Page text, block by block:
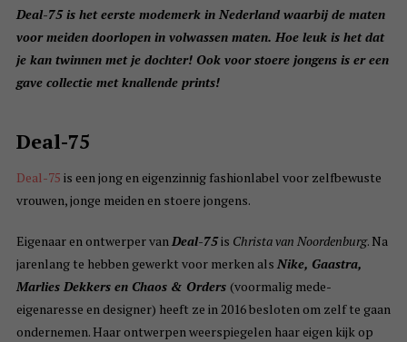
Deal-75 is het eerste modemerk in Nederland waarbij de maten
voor meiden doorlopen in volwassen maten. Hoe leuk is het dat
je kan twinnen met je dochter! Ook voor stoere jongens is er een
gave collectie met knallende prints!
Deal-75
Deal-75 is een jong en eigenzinnig fashionlabel voor zelfbewuste
vrouwen, jonge meiden en stoere jongens.
Eigenaar en ontwerper vanDeal-75is Christa van Noordenburg. Na
jarenlang te hebben gewerkt voor merken als Nike, Gaastra,
Marlies Dekkers en Chaos & Orders (voormalig mede-
eigenaresse en designer) heeft ze in 2016 besloten om zelf te gaan
ondernemen. Haar ontwerpen weerspiegelen haar eigen kijk op